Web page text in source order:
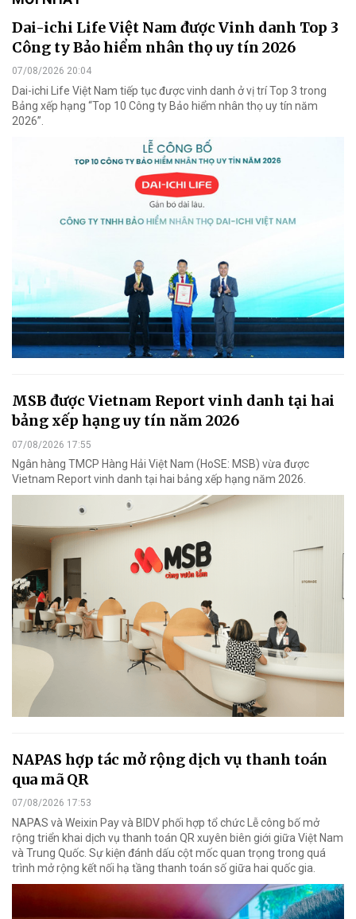
Dai-ichi Life Việt Nam được Vinh danh Top 3
Công ty Bảo hiểm nhân thọ uy tín 2026
07/08/2026 20:04
Dai-ichi Life Việt Nam tiếp tục được vinh danh ở vị trí Top 3 trong
Bảng xếp hạng “Top 10 Công ty Bảo hiểm nhân thọ uy tín năm
2026”.
MSB được Vietnam Report vinh danh tại hai
bảng xếp hạng uy tín năm 2026
07/08/2026 17:55
Ngân hàng TMCP Hàng Hải Việt Nam (HoSE: MSB) vừa được
Vietnam Report vinh danh tại hai bảng xếp hạng năm 2026.
NAPAS hợp tác mở rộng dịch vụ thanh toán
qua mã QR
07/08/2026 17:53
NAPAS và Weixin Pay và BIDV phối hợp tổ chức Lễ công bố mở
rộng triển khai dịch vụ thanh toán QR xuyên biên giới giữa Việt Nam
và Trung Quốc. Sự kiện đánh dấu cột mốc quan trọng trong quá
trình mở rộng kết nối hạ tầng thanh toán số giữa hai quốc gia.